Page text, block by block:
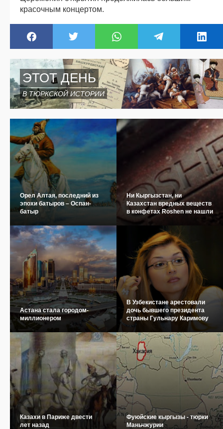
красочным концертом.
ЭТОТ ДЕНЬ
В ТЮРКСКОЙ ИСТОРИИ
Орел Алтая, последний из
эпохи батыров – Оспан-
батыр
Ни Кыргызстан, ни
Казахстан вредных веществ
в конфетах Roshen не нашли
Астана стала городом-
миллионером
В Узбекистане арестовали
дочь бывшего президента
страны Гульнару Каримову
Казахи в Париже двести
лет назад
Фуюйские кыргызы - тюрки
Маньчжурии